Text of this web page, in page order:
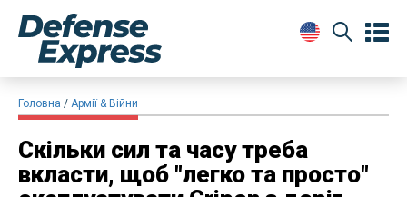
Головна Армії & Війни
Скільки сил та часу треба
вкласти, щоб "легко та просто"